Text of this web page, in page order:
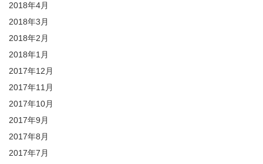
2018年4月
2018年3月
2018年2月
2018年1月
2017年12月
2017年11月
2017年10月
2017年9月
2017年8月
2017年7月